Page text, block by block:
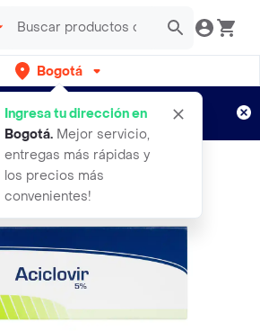
Bogotá
Ingresa tu dirección en
Bogotá. Mejor servicio,
entregas más rápidas y
los precios más
convenientes!
gratis por semanas
Aplican TyC